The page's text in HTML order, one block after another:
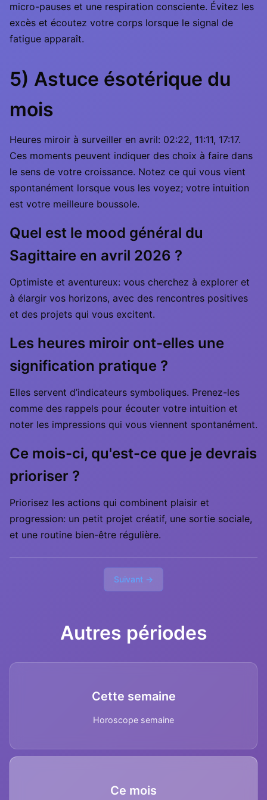
micro-pauses et une respiration consciente. Évitez les
excès et écoutez votre corps lorsque le signal de
fatigue apparaît.
5) Astuce ésotérique du
mois
Heures miroir à surveiller en avril: 02:22, 11:11, 17:17.
Ces moments peuvent indiquer des choix à faire dans
le sens de votre croissance. Notez ce qui vous vient
spontanément lorsque vous les voyez; votre intuition
est votre meilleure boussole.
Quel est le mood général du
Sagittaire en avril 2026 ?
Optimiste et aventureux: vous cherchez à explorer et
à élargir vos horizons, avec des rencontres positives
et des projets qui vous excitent.
Les heures miroir ont-elles une
signification pratique ?
Elles servent d’indicateurs symboliques. Prenez-les
comme des rappels pour écouter votre intuition et
noter les impressions qui vous viennent spontanément.
Ce mois-ci, qu'est-ce que je devrais
prioriser ?
Priorisez les actions qui combinent plaisir et
progression: un petit projet créatif, une sortie sociale,
et une routine bien-être régulière.
Suivant →
Autres périodes
Cette semaine
Horoscope semaine
Ce mois